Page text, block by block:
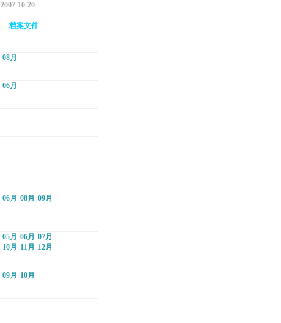
2007-10-20
档案文件
08月
06月
06月 08月 09月
05月 06月 07月
10月 11月
12月
09月
10月